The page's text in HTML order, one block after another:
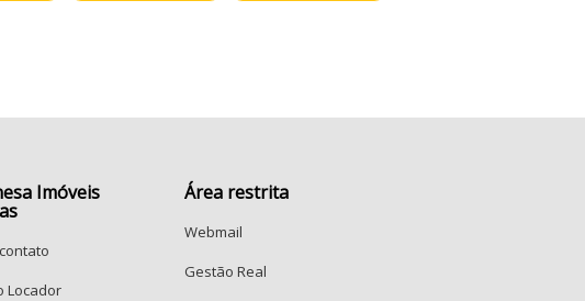
Imóveis
Locador
Área restrita
Webmail
Gestão Real